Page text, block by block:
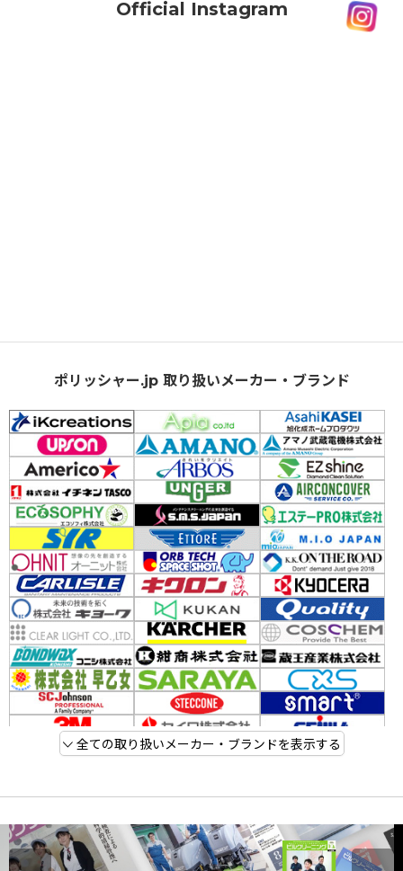
Official Instagram
ポリッシャー.jp 取り扱いメーカー・ブランド
全ての取り扱いメーカー・ブランドを表示する